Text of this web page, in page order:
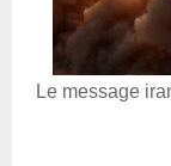
Le message